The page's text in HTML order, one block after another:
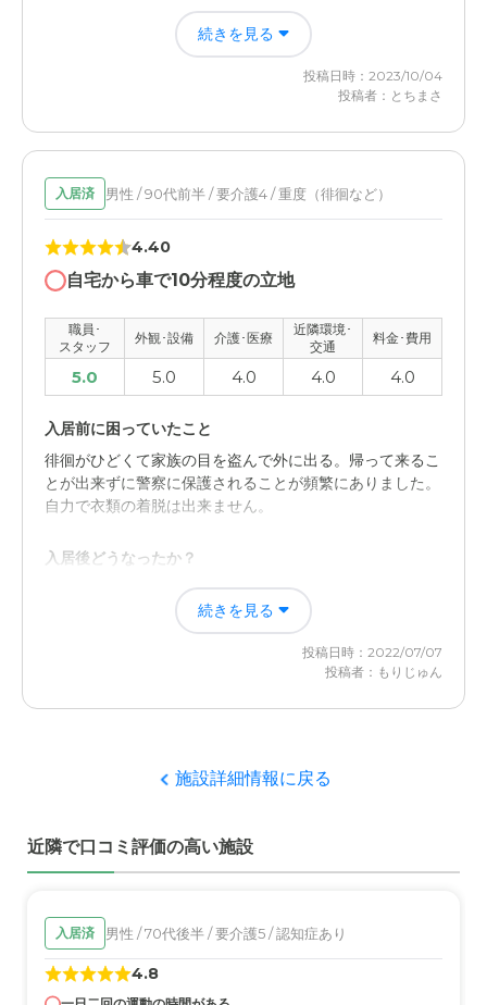
施設の職員が よく面倒を見てくださって 助かった 施設の
宿泊費が ホテル並みだったので もう少し安くならないも
のか 自宅から 車で１０分くらいの所だったので 通うのに
ハートランド小山の評価
だったので 家族以外の人には 面会できなかったのが少し
心残りがありました
初めての施設入居だったので 比べることや 比較する事が
わかりません 少し言うのなら 駐車場を 全体的に 広くして
もらえると 良かったと 思います
外観・内装・居室・設備について
外観が白く 可愛い感じで 施設が見えて 明るい感じに見え
ます
特にありませんが 駐車場が 全般的に 狭くて もう少し 広
近隣環境や交通アクセスについて
地域がら バスや 電車がない街なので 車での移動手段しか
無い ので 施設の駐車場を もう少し広くしてもらえると 助
かります
ギリギリで 生活しているので 施設入居になると ホテル並
００円に してもらえらと良いと考えます
続きを見る
投稿日時：2023/10/04
投稿者：とちまさ
入居済 男性 / 90代前半 / 要介護4 / 重度（徘徊など）
4.40
自宅から車で10分程度の立地
職員･
スタッフ
外観･設備 介護･医療
近隣環境･
交通
料金･費用
5.0 5.0 4.0 4.0 4.0
入居前に困っていたこと
徘徊がひどくて家族の目を盗んで外に出る。帰って来るこ
とが出来ずに警察に保護されることが頻繁にありました。
自力で衣類の着脱は出来ません。
入居後どうなったか？
監視付きのため施設から外に出ることは出来ません。元々
足腰が弱ってきていたので、現在は車椅子が必要となり、
徘徊のリスクは無くなりました。
職員・スタッフ・他入居者の雰囲気について
り、入居者についての会話もポイントを得ています。
建物自体は新しく、室内も適正に清潔を保っているようで
す。コロナ感染予防のための設備を完備しています。
続きを見る
投稿日時：2022/07/07
投稿者：もりじゅん
施設詳細情報に戻る
近隣で口コミ評価の高い施設
入居済 男性 / 70代後半 / 要介護5 / 認知症あり
4.8